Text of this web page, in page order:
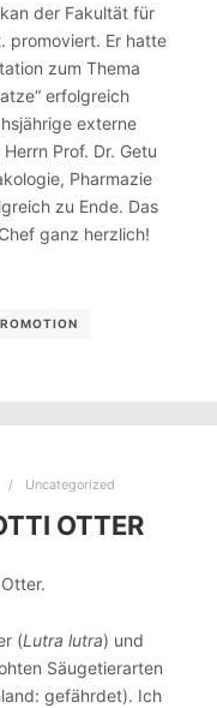
der Fakultät für
promoviert. Er hatte
zum Thema
erfolgreich
externe
Prof. Dr. Getu
Pharmazie
zu Ende. Das
ganz herzlich!
Uncategorized
OTTER
(Lutra lutra) und
Säugetierarten
gefährdet). Ich